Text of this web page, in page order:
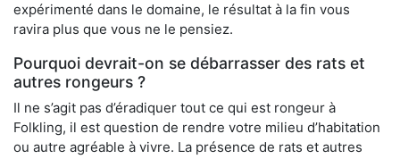
expérimenté dans le domaine, le résultat à la fin vous
ravira plus que vous ne le pensiez.
Pourquoi devrait-on se débarrasser des rats et
autres rongeurs ?
Il ne s’agit pas d’éradiquer tout ce qui est rongeur à
Folkling, il est question de rendre votre milieu d’habitation
ou autre agréable à vivre. La présence de rats et autres